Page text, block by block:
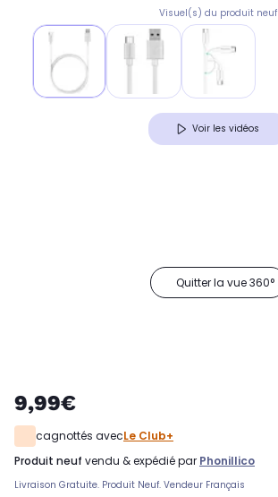
Visuel(s) du produit neuf
Voir les vidéos
Quitter la vue 360°
9,99€
cagnottés avecLe Club+
produit neuf vendu & expédié par Phonillico
Livraison Gratuite. Produit Neuf. Vendeur Français